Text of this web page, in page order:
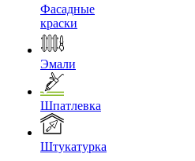
Фасадные
краски
Эмали
Шпатлевка
Штукатурка